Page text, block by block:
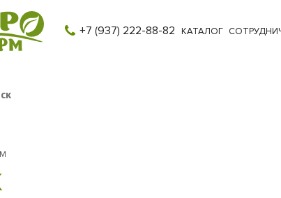
+7 (937) 222-88-82 КАТАЛОГ